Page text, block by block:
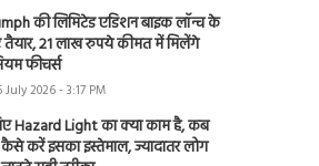
की लिमिटेड एडिशन बाइक लॉन्च के
तैयार, 21 लाख रुपये कीमत में मिलेंगे
फीचर्स
July 2026 - 3:17 PM
Hazard Light का क्या काम है, कब
करें इसका इस्तेमाल, ज्यादातर लोग